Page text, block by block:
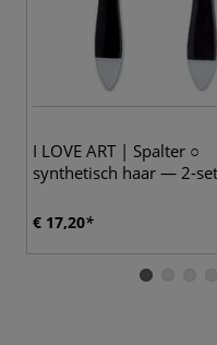
I LOVE ART | Spalter ○
synthetisch haar — 2-set
€ 17,20